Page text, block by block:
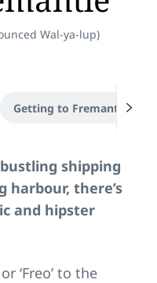
Wal-ya-lup)
Getting to Fremantle
shipping
harbour, there’s
and hipster
‘Freo’ to the